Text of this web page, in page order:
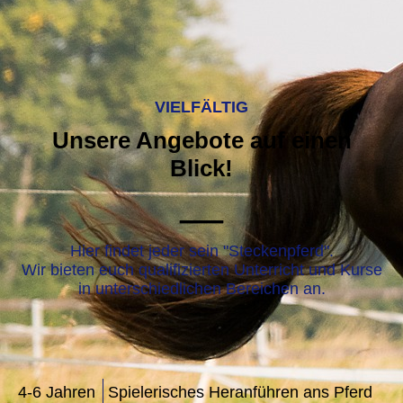
VIELFÄLTIG
Unsere Angebote auf einen
Blick!
—
Hier findet jeder sein "Steckenpferd".
Wir bieten euch qualifizierten Unterricht und Kurse
in unterschiedlichen Bereichen an.
4-6 Jahren
Spielerisches Heranführen ans Pferd